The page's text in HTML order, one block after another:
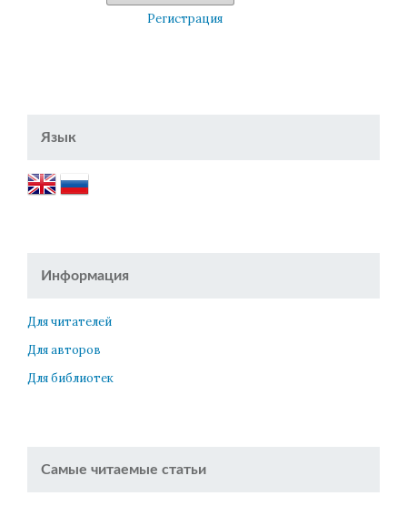
Регистрация
Язык
Информация
Для читателей
Для авторов
Для библиотек
Самые читаемые статьи